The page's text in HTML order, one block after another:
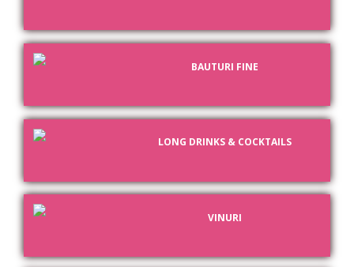
BAUTURI FINE
LONG DRINKS & COCKTAILS
VINURI